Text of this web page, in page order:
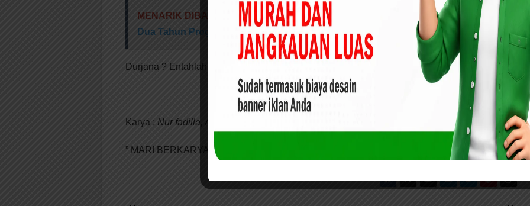
MENARIK DIBACA:
Pemprov Riau, Apindo, Kadin, Pengusaha Dukung Sarjana
Dua Tahun Program RPL Unilak dan KSPSI
Durjana ? Entahlah..
Karya : Nur fadilla, Anggota Komunitas Pena Kelana Indonesia..
” MARI BERKARYA BERSAMA KOMUNITAS PENA KELANA INDONESIA “